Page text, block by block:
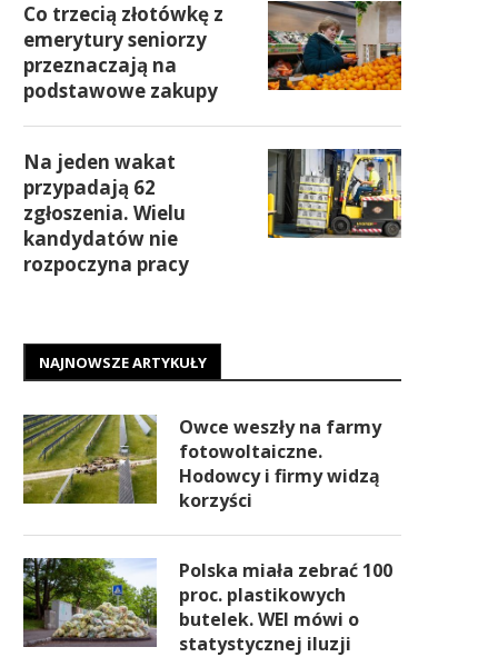
Co trzecią złotówkę z
emerytury seniorzy
przeznaczają na
podstawowe zakupy
Na jeden wakat
przypadają 62
zgłoszenia. Wielu
kandydatów nie
rozpoczyna pracy
NAJNOWSZE ARTYKUŁY
Owce weszły na farmy
fotowoltaiczne.
Hodowcy i firmy widzą
korzyści
Polska miała zebrać 100
proc. plastikowych
butelek. WEI mówi o
statystycznej iluzji